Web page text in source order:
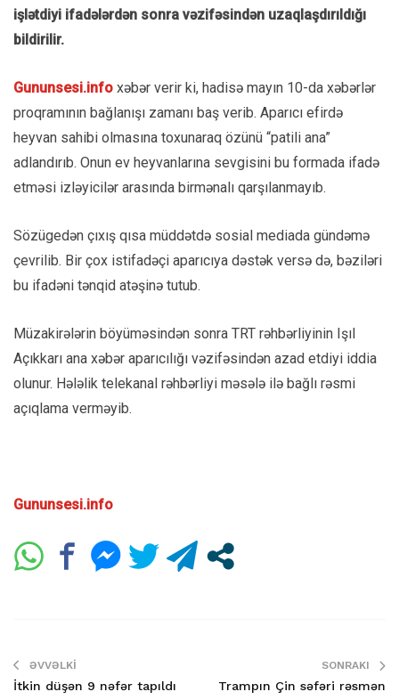
işlətdiyi ifadələrdən sonra vəzifəsindən uzaqlaşdırıldığı
bildirilir.
Gununsesi.info xəbər verir ki, hadisə mayın 10-da xəbərlər
proqramının bağlanışı zamanı baş verib. Aparıcı efirdə
heyvan sahibi olmasına toxunaraq özünü “patili ana”
adlandırıb. Onun ev heyvanlarına sevgisini bu formada ifadə
etməsi izləyicilər arasında birmənalı qarşılanmayıb.
Sözügedən çıxış qısa müddətdə sosial mediada gündəmə
çevrilib. Bir çox istifadəçi aparıcıya dəstək versə də, bəziləri
bu ifadəni tənqid atəşinə tutub.
Müzakirələrin böyüməsindən sonra TRT rəhbərliyinin Işıl
Açıkkarı ana xəbər aparıcılığı vəzifəsindən azad etdiyi iddia
olunur. Hələlik telekanal rəhbərliyi məsələ ilə bağlı rəsmi
açıqlama verməyib.
Gununsesi.info
ƏVVƏLKI
İtkin düşən 9 nəfər tapıldı
SONRAKI
Trampın Çin səfəri rəsmən